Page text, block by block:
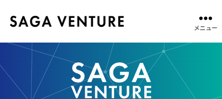
VENTURE
メニュー